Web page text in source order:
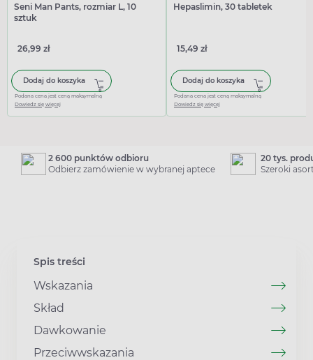
Seni Man Pants, rozmiar L, 10
sztuk
26,99 zł
Dodaj do koszyka
Podana cena jest ceną maksymalną
Dowiedz się więcej
Hepaslimin, 30 tabletek
15,49 zł
Dodaj do koszyka
Podana cena jest ceną maksymalną
Dowiedz się więcej
2 600 punktów odbioru
Odbierz zamówienie w wybranej aptece
20 tys.
Szeroki
Spis treści
Wskazania
Skład
Dawkowanie
Przeciwwskazania